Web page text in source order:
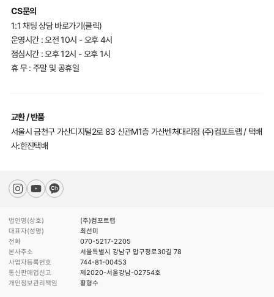
CS문의
1:1 채팅 상담 바로가기(클릭)
운영시간 : 오전 10시 - 오후 4시
점심시간 : 오후 12시 - 오후 1시
휴 무 : 주말 및 공휴일
교환 / 반품
서울시 금천구 가산디지털2로 83 신관M1층 가산벤처대리점 (주)컴포트랩 / 택배
사:한진택배
법인명(상호)
(주)컴포트랩
대표자(성명)
최선미
전화
070-5217-2205
본사주소
서울특별시 강남구 압구정로30길 78
사업자등록번호
744-81-00453
통신판매업신고
제2020-서울강남-02754호
개인정보관리책임
황형수